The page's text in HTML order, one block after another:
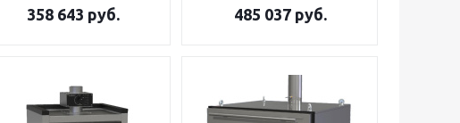
358 643 руб. 485 037 руб.